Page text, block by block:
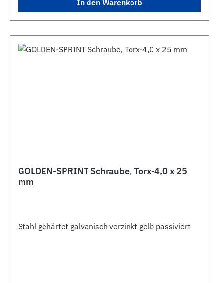
In den Warenkorb
GOLDEN-SPRINT Schraube, Torx-4,0 x 25
mm
Stahl gehärtet galvanisch verzinkt gelb passiviert